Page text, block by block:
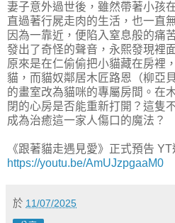
妻子意外過世後，雖然帶著小孩
直過著行屍走肉的生活，也一直
因為一靠近，便陷入窒息般的痛
發出了奇怪的聲音，永熙發現裡
原來是在仁偷偷把小貓藏在房裡
貓，而貓奴鄰居木匠路恩（柳亞
的畫室改為貓咪的專屬房間。在
閉的心房是否能重新打開？這隻
成為治癒這一家人傷口的魔法？
《跟著貓走遇見愛》正式預告 YT
https://youtu.be/AmUJzpgaaM0
於 11/07/2025